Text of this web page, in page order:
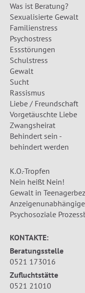
Was ist Beratung?
Sexualisierte Gewalt
Familienstress
Psychostress
Essstörungen
Schulstress
Gewalt
Sucht
Rassismus
Liebe / Freundschaft
Vorgetäuschte Liebe
Zwangsheirat
Behindert sein -
behindert werden
K.O.-Tropfen
Nein heißt Nein!
Gewalt in
Psychosoziale
KONTAKTE:
Beratungsstelle
0521 173016
Zufluchtstätte
0521 21010